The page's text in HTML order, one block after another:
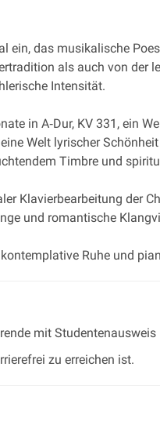
ein, das musikalische
als auch von der
Intensität.
in A‐Dur, KV 331, ein
Welt lyrischer
Timbre und
Klavierbearbeitung der
und romantische
Ruhe und
mit Studentenausweis
zu erreichen ist.